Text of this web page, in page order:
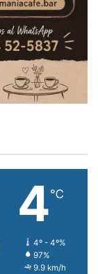
4℃
4º - 4º%
97%
9.9 km/h